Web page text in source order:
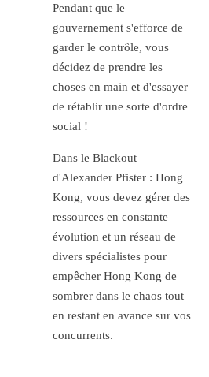
Pendant que le
gouvernement s'efforce de
garder le contrôle, vous
décidez de prendre les
choses en main et d'essayer
de rétablir une sorte d'ordre
social !
Dans le Blackout
d'Alexander Pfister : Hong
Kong, vous devez gérer des
ressources en constante
évolution et un réseau de
divers spécialistes pour
empêcher Hong Kong de
sombrer dans le chaos tout
en restant en avance sur vos
concurrents.